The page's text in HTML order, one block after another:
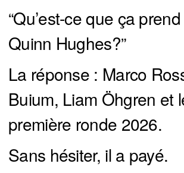
“Qu’est-ce que ça
Quinn Hughes?”
La réponse : Marco
Buium, Liam Öhgren et
première ronde 2026.
Sans hésiter, il a payé.